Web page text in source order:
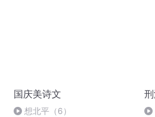
国庆美诗文
想北平（6）